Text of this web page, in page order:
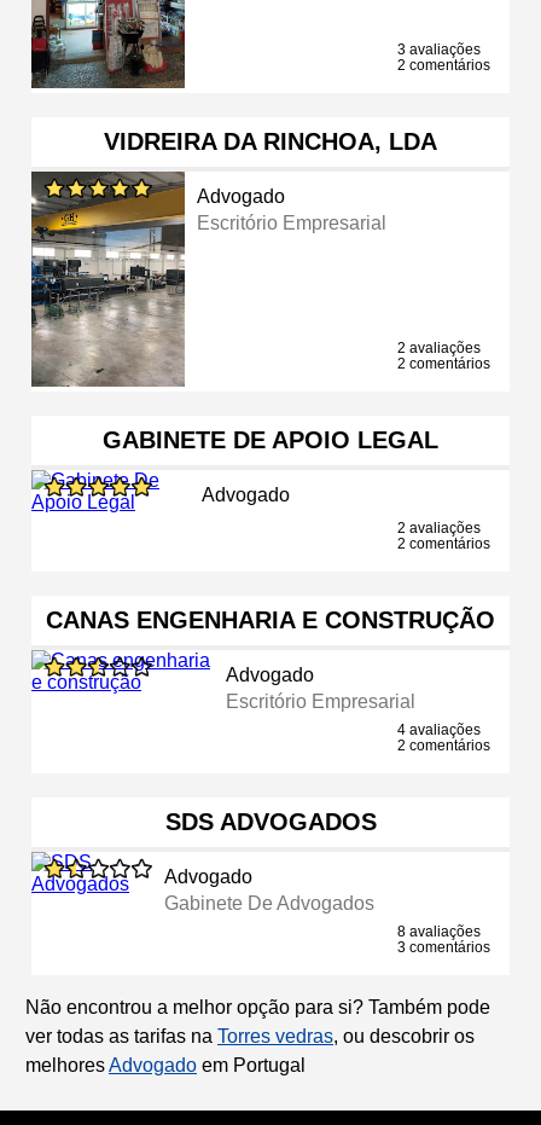
3 avaliações
2 comentários
VIDREIRA DA RINCHOA, LDA
Advogado
Escritório Empresarial
2 avaliações
2 comentários
GABINETE DE APOIO LEGAL
Advogado
2 avaliações
2 comentários
CANAS ENGENHARIA E CONSTRUÇÃO
Advogado
Escritório Empresarial
4 avaliações
2 comentários
SDS ADVOGADOS
Advogado
Gabinete De Advogados
8 avaliações
3 comentários
Não encontrou a melhor opção para si? Também pode
ver todas as tarifas na Torres vedras, ou descobrir os
melhoresAdvogado em Portugal